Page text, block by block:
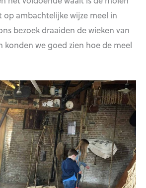
ambachtelijke wijze meel in
bezoek draaiden de wieken van
konden we goed zien hoe de meel